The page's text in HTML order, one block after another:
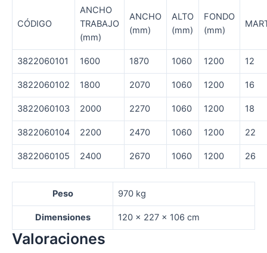
CÓDIGO
ANCHO
TRABAJO
(mm)
ANCHO
(mm)
ALTO
(mm)
FONDO
(mm)
3822060101 1600 1870 1060 1200 12
3822060102 1800 2070 1060 1200 16
3822060103 2000 2270 1060 1200 18
3822060104 2200 2470 1060 1200 22
3822060105 2400 2670 1060 1200 26
Peso 970 kg
Dimensiones 120 × 227 × 106 cm
Valoraciones